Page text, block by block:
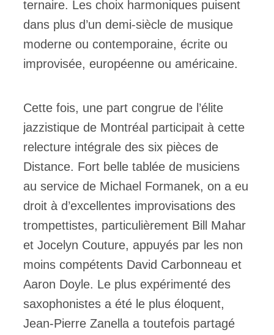
ternaire. Les choix harmoniques puisent
dans plus d’un demi-siècle de musique
moderne ou contemporaine, écrite ou
improvisée, européenne ou américaine.
Cette fois, une part congrue de l’élite
jazzistique de Montréal participait à cette
relecture intégrale des six pièces de
Distance. Fort belle tablée de musiciens
au service de Michael Formanek, on a eu
droit à d’excellentes improvisations des
trompettistes, particulièrement Bill Mahar
et Jocelyn Couture, appuyés par les non
moins compétents David Carbonneau et
Aaron Doyle. Le plus expérimenté des
saxophonistes a été le plus éloquent,
Jean-Pierre Zanella a toutefois partagé